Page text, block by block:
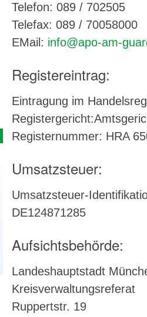
Telefon: 089 / 702505
Telefax: 089 / 70058000
EMail: info@apo-am-
Registereintrag:
Eintragung im
Registernummer: HRA
Umsatzsteuer:
Umsatzsteuer-
DE124871285
Aufsichtsbehörde:
Landeshauptstadt
Kreisverwaltungsreferat
Ruppertstr. 19